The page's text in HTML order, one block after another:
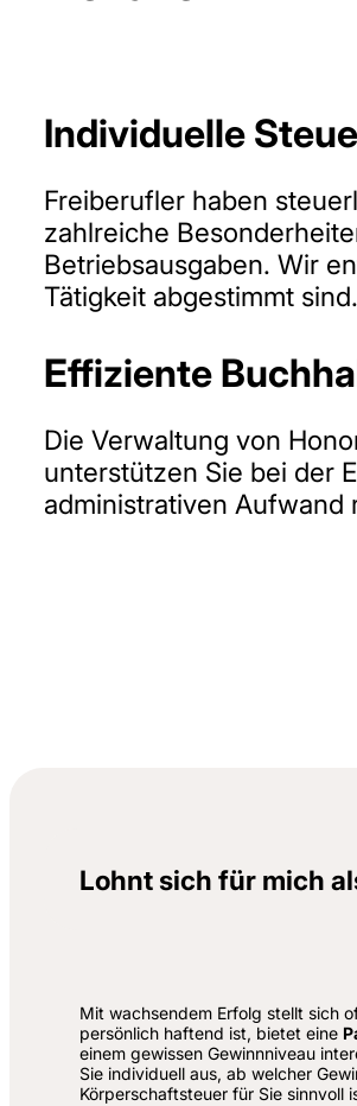
Individuelle
Freiberufler haben
zahlreiche
Betriebsausgaben. Wir
Tätigkeit abgestimmt sind.
Effiziente
Die Verwaltung von
unterstützen Sie bei der
administrativen Aufwand
Lohnt sich für mich
Mit wachsendem Erfolg stellt sich
persönlich haftend ist, bietet eine
einem gewissen Gewinnniveau
Sie individuell aus, ab welcher
Körperschaftsteuer für Sie sinnvoll